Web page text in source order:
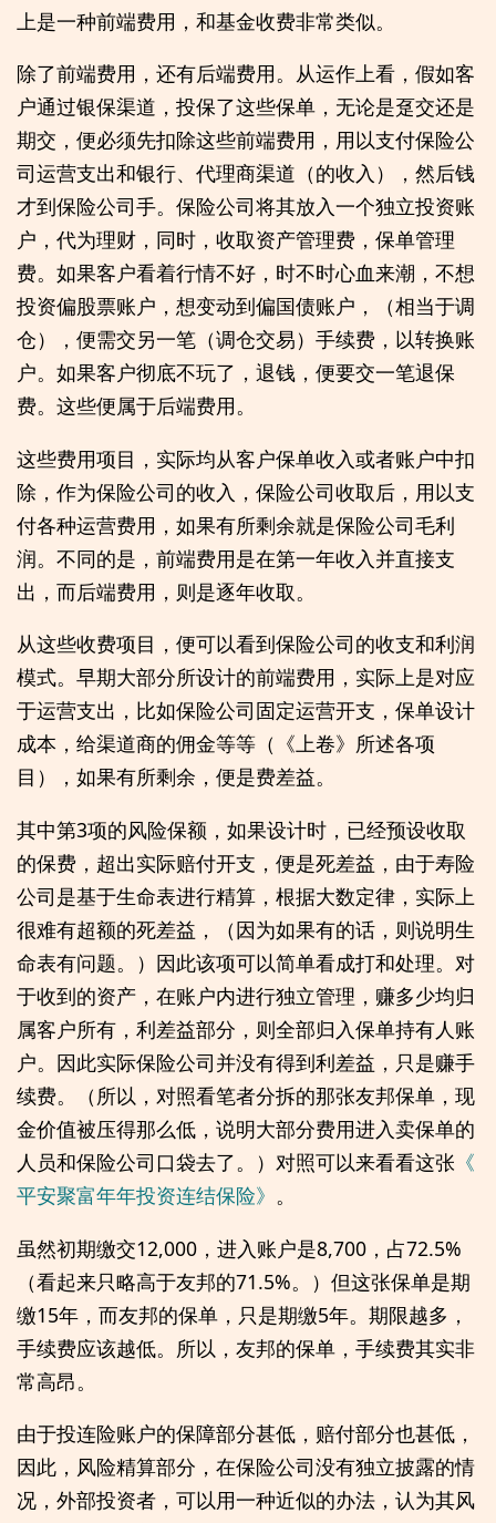
上是一种前端费用，和基金收费非常类似。
除了前端费用，还有后端费用。从运作上看，假如客
户通过银保渠道，投保了这些保单，无论是趸交还是
期交，便必须先扣除这些前端费用，用以支付保险公
司运营支出和银行、代理商渠道（的收入），然后钱
才到保险公司手。保险公司将其放入一个独立投资账
户，代为理财，同时，收取资产管理费，保单管理
费。如果客户看着行情不好，时不时心血来潮，不想
投资偏股票账户，想变动到偏国债账户，（相当于调
仓），便需交另一笔（调仓交易）手续费，以转换账
户。如果客户彻底不玩了，退钱，便要交一笔退保
费。这些便属于后端费用。
这些费用项目，实际均从客户保单收入或者账户中扣
除，作为保险公司的收入，保险公司收取后，用以支
付各种运营费用，如果有所剩余就是保险公司毛利
润。不同的是，前端费用是在第一年收入并直接支
出，而后端费用，则是逐年收取。
从这些收费项目，便可以看到保险公司的收支和利润
模式。早期大部分所设计的前端费用，实际上是对应
于运营支出，比如保险公司固定运营开支，保单设计
成本，给渠道商的佣金等等（《上卷》所述各项
目），如果有所剩余，便是费差益。
其中第3项的风险保额，如果设计时，已经预设收取
的保费，超出实际赔付开支，便是死差益，由于寿险
公司是基于生命表进行精算，根据大数定律，实际上
很难有超额的死差益，（因为如果有的话，则说明生
命表有问题。）因此该项可以简单看成打和处理。对
于收到的资产，在账户内进行独立管理，赚多少均归
属客户所有，利差益部分，则全部归入保单持有人账
户。因此实际保险公司并没有得到利差益，只是赚手
续费。（所以，对照看笔者分拆的那张友邦保单，现
金价值被压得那么低，说明大部分费用进入卖保单的
人员和保险公司口袋去了。）对照可以来看看这张 《
平安聚富年年投资连结保险》 。
虽然初期缴交12,000，进入账户是8,700，占72.5%
（看起来只略高于友邦的71.5%。）但这张保单是期
缴15年，而友邦的保单，只是期缴5年。期限越多，
手续费应该越低。所以，友邦的保单，手续费其实非
常高昂。
由于投连险账户的保障部分甚低，赔付部分也甚低，
因此，风险精算部分，在保险公司没有独立披露的情
况，外部投资者，可以用一种近似的办法，认为其风